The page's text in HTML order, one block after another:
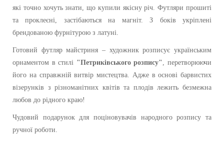
які точно хочуть знати, що купили якісну річ. Футляри прошиті
та проклеєні, застібаються на магніт. З боків укріплені
брендованою фурнітурою з латуні.
Готовий футляр майстриня – художник розписує українським
орнаментом в стилі "Петриківського розпису" , перетворюючи
його на справжній витвір мистецтва. Адже в основі барвистих
візерунків з різноманітних квітів та плодів лежить безмежна
любов до рідного краю!
Чудовий подарунок для поціновувачів народного розпису та
ручної роботи.